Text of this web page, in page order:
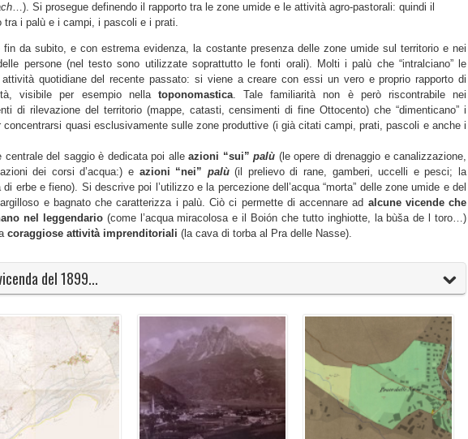
…). Si prosegue definendo il rapporto tra le zone umide e le attività agro-pastorali: quindi il
tra i palù e i campi, i pascoli e i prati.
fin da subito, e con estrema evidenza, la costante presenza delle zone umide sul territorio e nei
persone(nel testo sono utilizzate soprattutto le fonti orali). Molti i palù che “intralciano” le
attività quotidiane del recente passato: si viene a creare con essi un vero e proprio rapporto di
visibileper esempio nella toponomastica. Talefamiliaritànon è però riscontrabilenei
di rilevazione del territorio (mappe, catasti, censimenti di fine Ottocento) che “dimenticano” i
concentrarsi quasi esclusivamente sulle zone produttive (i già citati campi, prati, pascoli e anche i
centrale del saggio è dedicata poi alleazioni “sui”palù (le opere di drenaggio e canalizzazione,
dei corsi d’acqua:) e azioni “nei” palù(il prelievo di rane, gamberi, uccelli e pesci; la
di erbe e fieno). Si descrive poi l’utilizzo e la percezione dell’acqua “morta” delle zone umide e del
e bagnato che caratterizza i palù. Ciò ci permette di accennare ad alcune vicende che
nel leggendario(come l’acqua miracolosa e il Boión che tutto inghiotte, la bùša de l toro…)
coraggiose attività imprenditoriali (la cava di torba al Pra delle Nasse).
del 1899...